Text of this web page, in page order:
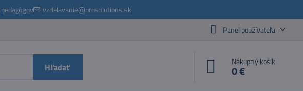
vzdelavanie@prosolutions.sk
Panel používateľa
Hľadať Nákupný košík
0 €